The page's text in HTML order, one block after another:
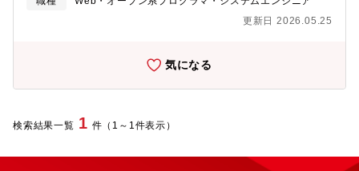
情報＞正社員11名（20代1名、30代5名、40代5名） ＋ 派遣と
AI活用（開発プロセスの短縮など）について検討しています。す
でに打ち合わせの議事録や資料作成はAIツールを使用しており、
AIに携わる機会が増えてきています。データホライゾンでも、
の強化を目的とすることはもちろん、従業員のAIネイティブ化と
めませんか？＜入社後のフォロー＞入社～数ヶ月間は、丁寧な研
更新日 2026.05.25
気になる
検索結果一覧 1 件（1～1件表示）